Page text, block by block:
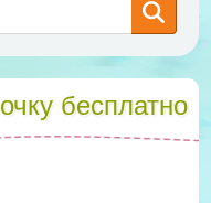
бесплатно